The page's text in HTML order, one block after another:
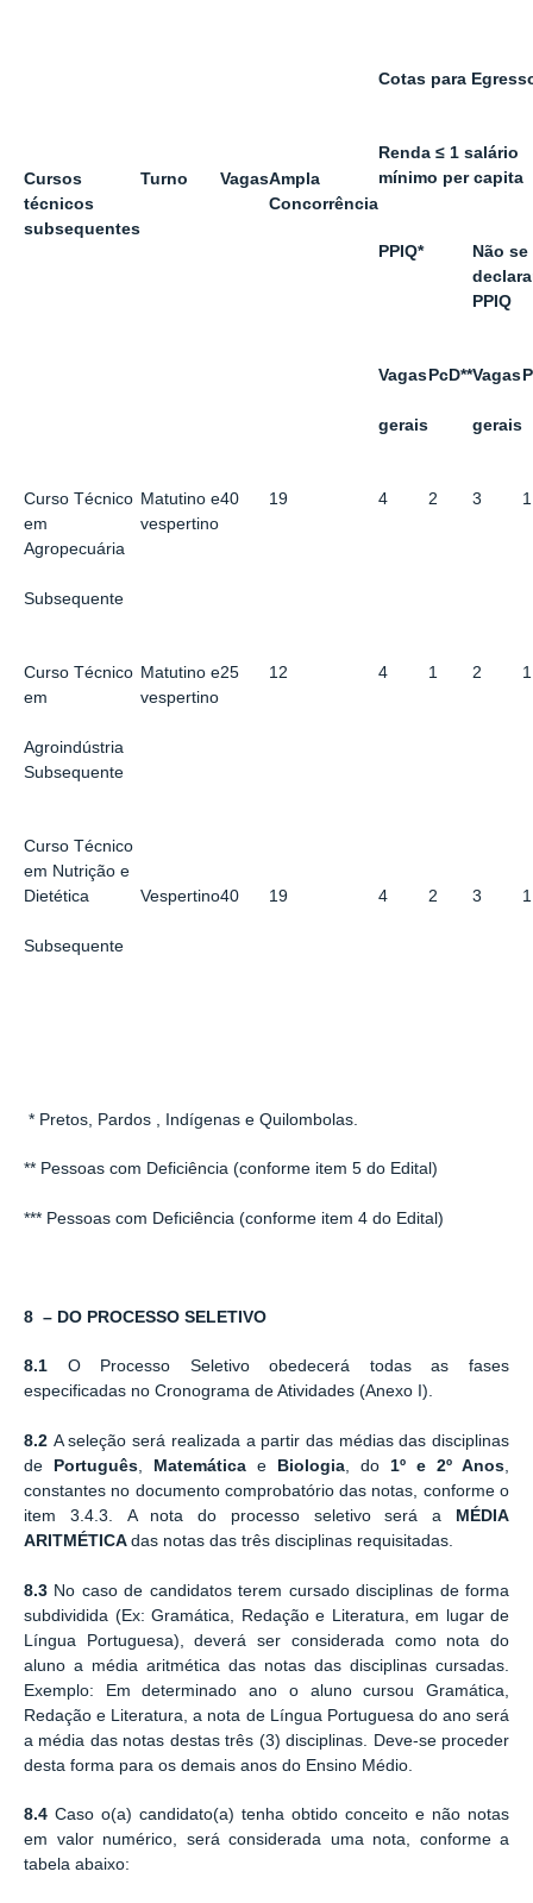
Cursos
técnicos
subsequentes
Turno VagasAmpla
Concorrência
Cotas para
Renda ≤ 1 salário
mínimo per capita
PPIQ*
Não se
PPIQ
Vagas
gerais
PcD**Vagas
gerais
Curso Técnico
em
Agropecuária
Subsequente
Matutino e
vespertino
40 19 4 2 3 1
Curso Técnico
em
Agroindústria
Subsequente
Matutino e
vespertino
25 12 4 1 2 1
Curso Técnico
em Nutrição e
Dietética
Subsequente
Vespertino40 19 4 2 3 1
* Pretos, Pardos , Indígenas e Quilombolas.
** Pessoas com Deficiência (conforme item 5 do Edital)
*** Pessoas com Deficiência (conforme item 4 do Edital)
8 – DO PROCESSO SELETIVO
8.1 O Processo Seletivo obedecerá todas as fases
especificadas no Cronograma de Atividades (Anexo I).
8.2 A seleção será realizada a partir das médias das disciplinas
de
Português, Matemática e Biologia, do 1º e 2º Anos,
constantes no documento comprobatório das notas, conforme o
item 3.4.3.
A nota do processo seletivo será a
MÉDIA
ARITMÉTICA das notas das três disciplinas requisitadas.
8.3 No caso de candidatos terem cursado disciplinas de forma
subdividida (Ex: Gramática, Redação e Literatura, em lugar de
Língua Portuguesa), deverá ser considerada como nota do
aluno a média aritmética das notas das disciplinas cursadas.
Exemplo: Em determinado ano o aluno cursou Gramática,
Redação e Literatura, a nota de Língua Portuguesa do ano será
a média das notas destas três (3) disciplinas. Deve-se proceder
desta forma para os demais anos do Ensino Médio.
8.4 Caso o(a) candidato(a) tenha obtido conceito e não notas
em valor numérico, será considerada uma nota, conforme a
tabela abaixo: